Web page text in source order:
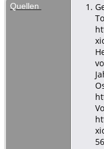
Quellen